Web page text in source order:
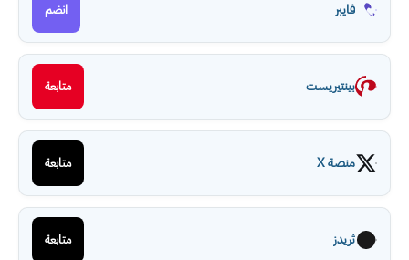
فايبر انضم
بينتيريست متابعة
منصة X متابعة
ثريدز متابعة